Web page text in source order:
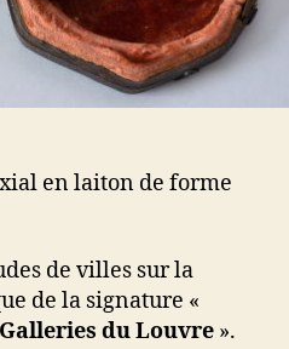
en laiton de forme
de villes sur la
de la signature «
du Louvre ».